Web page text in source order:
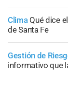
Clima Qué dice
de Santa Fe
Gestión de
informativo que